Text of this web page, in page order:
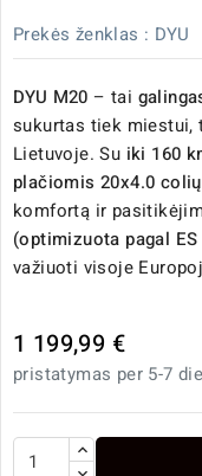
Prekės ženklas : DYU
DYU M20 – tai
sukurtas tiek miestui,
Lietuvoje. Su iki 160
plačiomis 20x4.0
komfortą ir
(optimizuota pagal
važiuoti visoje
1 199,99 €
pristatymas per 5-7